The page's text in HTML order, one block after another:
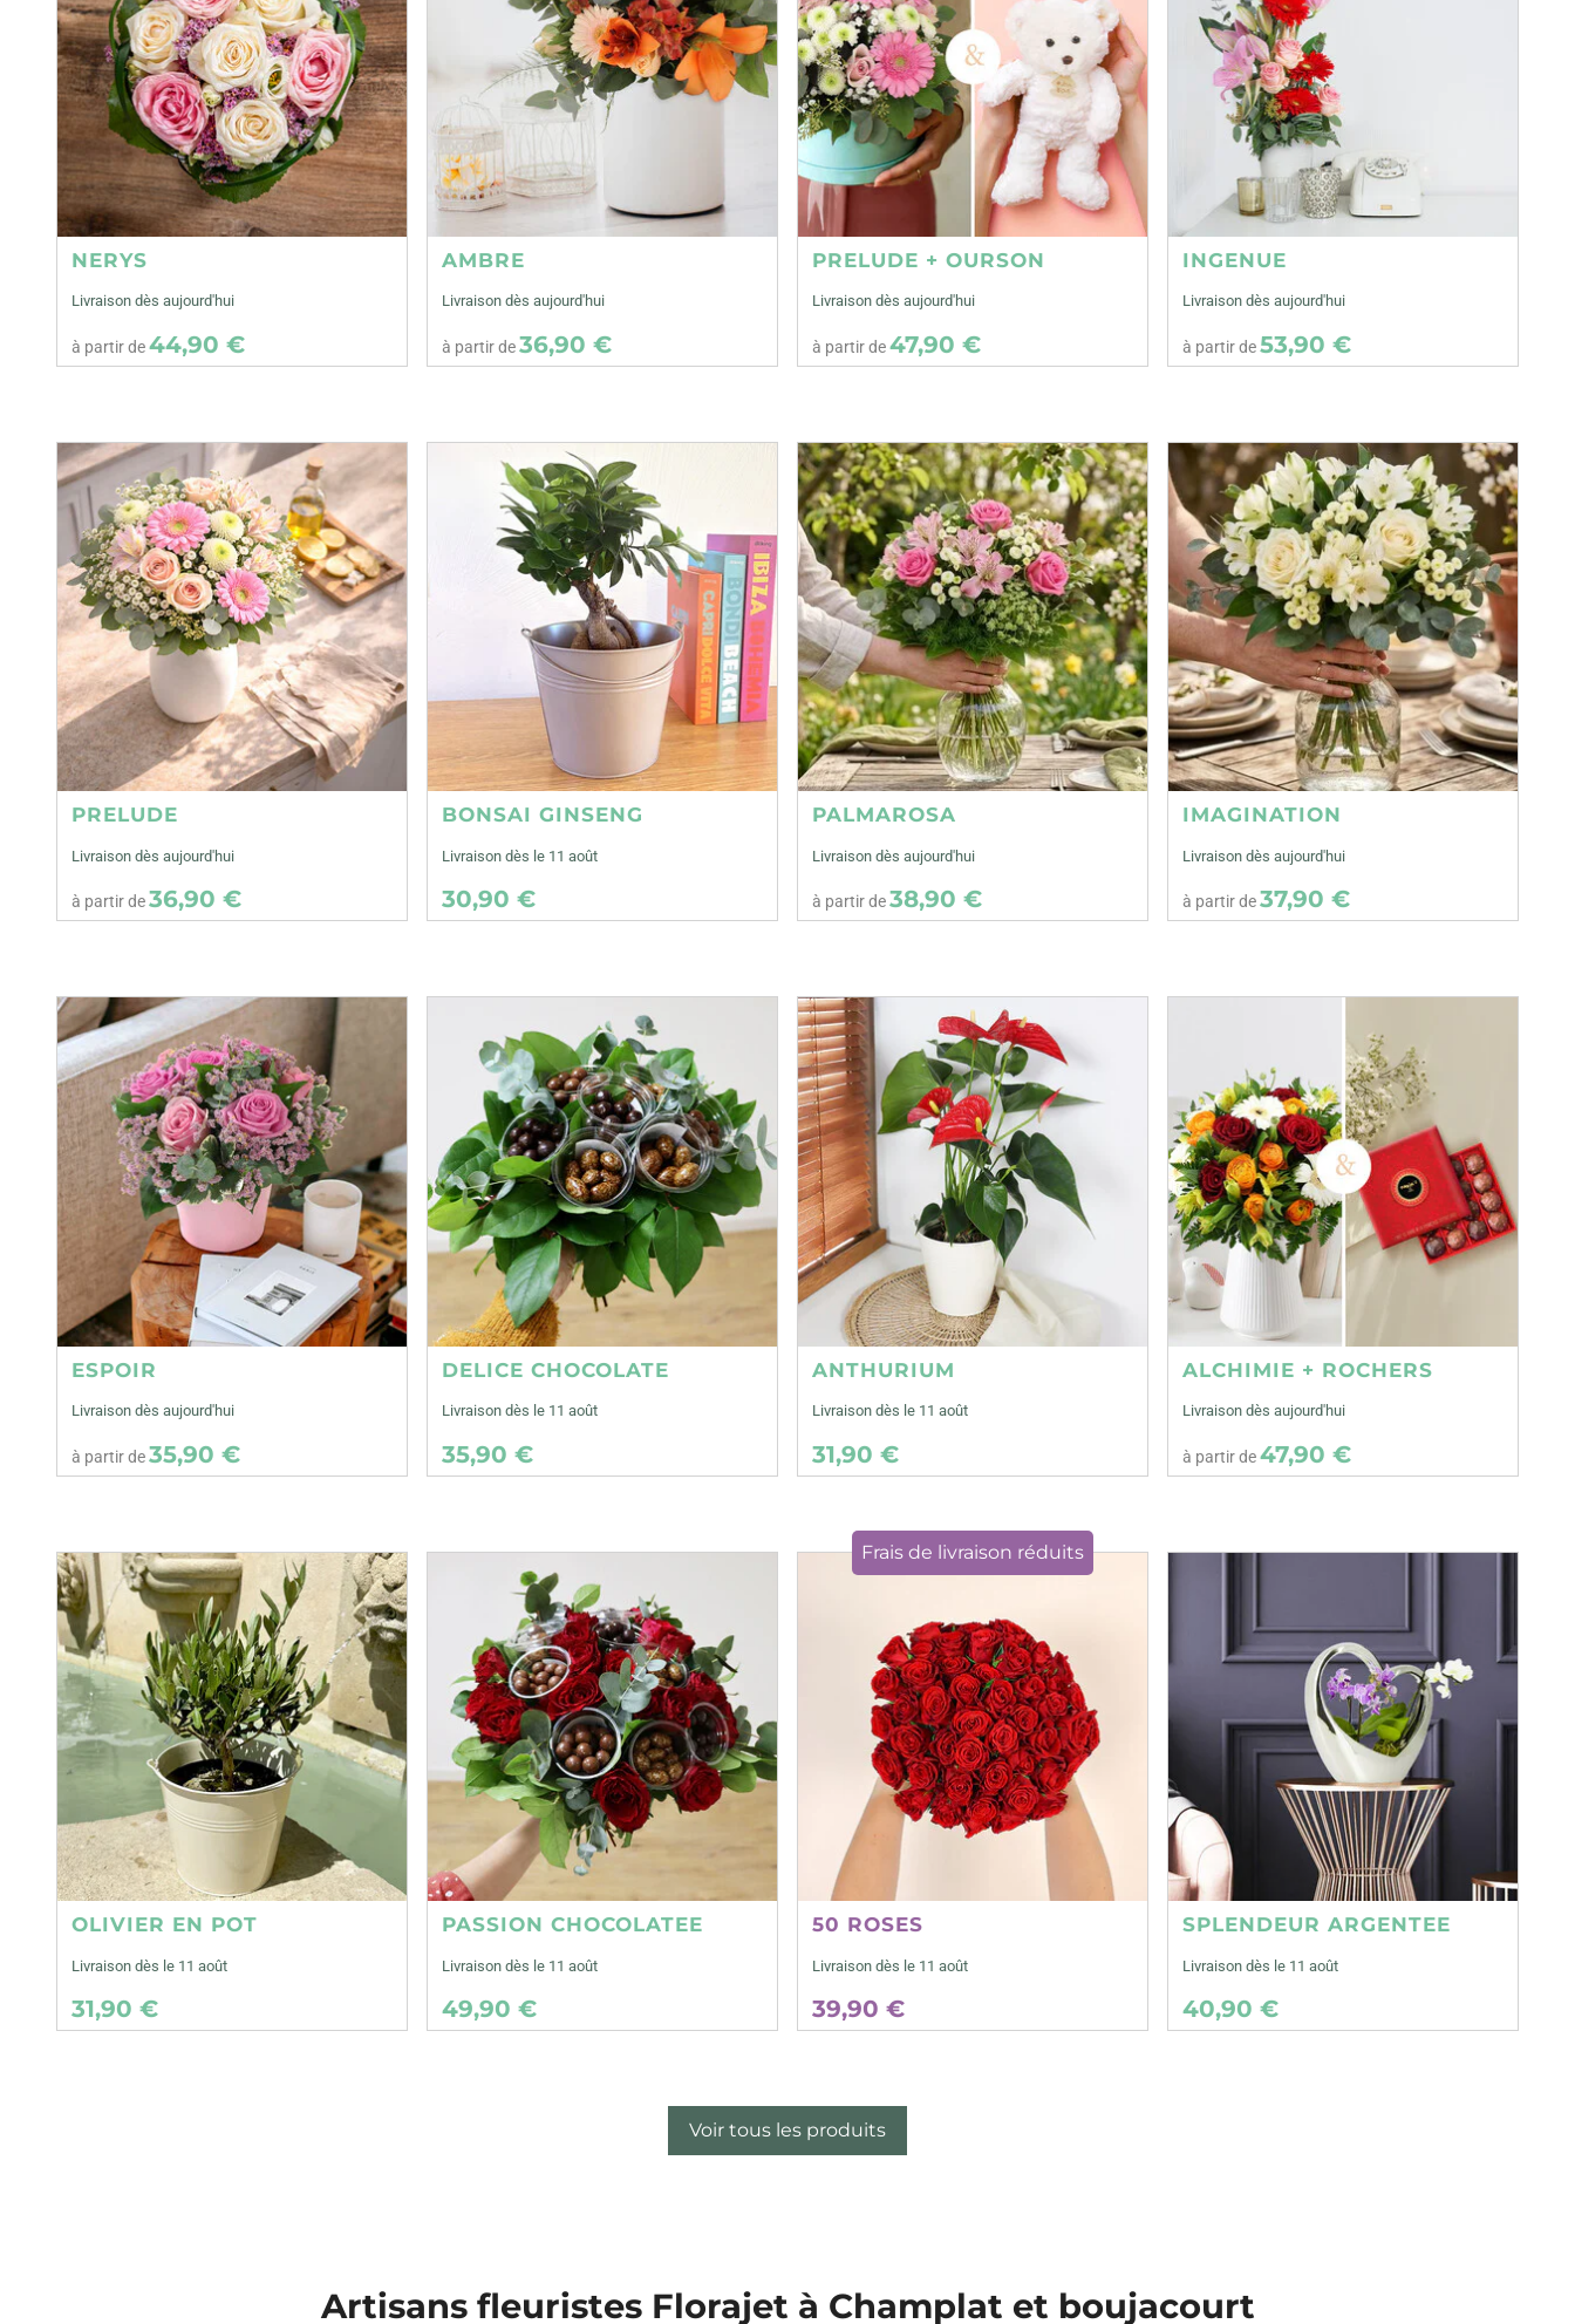
NERYS
Livraison dès aujourd'hui
à partir de44,90 €
AMBRE
Livraison dès aujourd'hui
à partir de36,90 €
PRELUDE + OURSON
Livraison dès aujourd'hui
à partir de47,90 €
INGENUE
Livraison dès aujourd'hui
à partir de53,90 €
PRELUDE
Livraison dès aujourd'hui
à partir de36,90 €
BONSAI GINSENG
Livraison dès le 11 août
30,90 €
PALMAROSA
Livraison dès aujourd'hui
à partir de38,90 €
IMAGINATION
Livraison dès aujourd'hui
à partir de37,90 €
ESPOIR
Livraison dès aujourd'hui
à partir de35,90 €
DELICE CHOCOLATE
Livraison dès le 11 août
35,90 €
ANTHURIUM
Livraison dès le 11 août
31,90 €
ALCHIMIE + ROCHERS
Livraison dès aujourd'hui
à partir de47,90 €
OLIVIER EN POT
Livraison dès le 11 août
31,90 €
PASSION CHOCOLATEE
Livraison dès le 11 août
49,90 €
Frais de livraison réduits
50 ROSES
Livraison dès le 11 août
39,90 €
SPLENDEUR ARGENTEE
Livraison dès le 11 août
40,90 €
Voir tous les produits
Artisans fleuristes Florajet à Champlat et boujacourt